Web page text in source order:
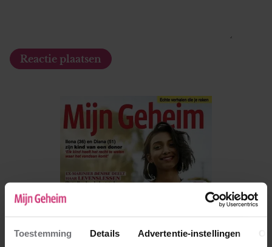
Toestemming Details Advertentie-instellingen